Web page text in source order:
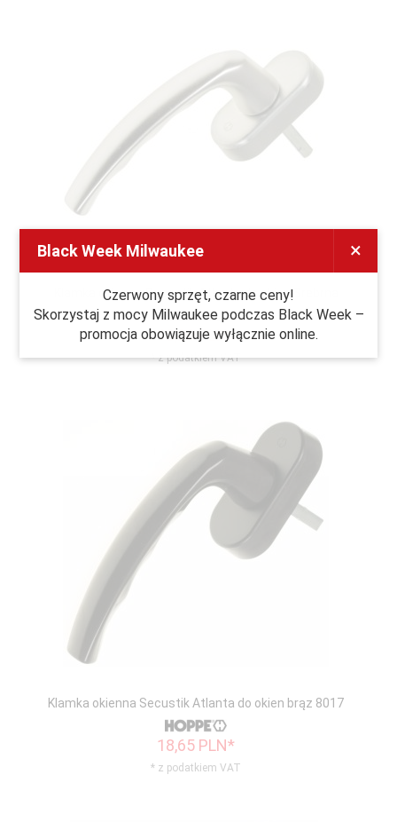
Klamka okienna Secustik Atlanta do okien Srebrna
18,20PLN*
* z podatkiem VAT
Klamka okienna Secustik Atlanta do okien brąz 8017
18,65 PLN*
* z podatkiem VAT
×
Black Week Milwaukee
Czerwony sprzęt, czarne ceny!
Skorzystaj z mocy Milwaukee podczas Black Week –
promocja obowiązuje wyłącznie online.